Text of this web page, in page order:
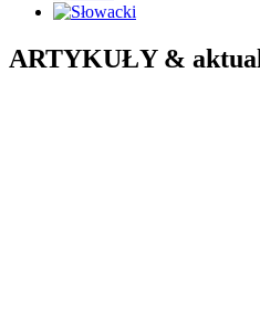
ARTYKUŁY &